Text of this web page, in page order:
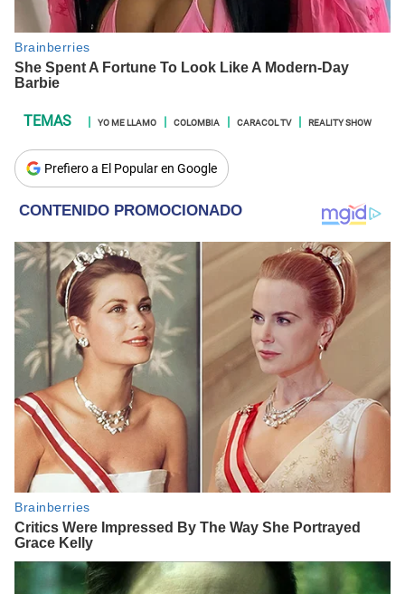
YO ME LLAMO COLOMBIA CARACOL TV REALITY SHOW
Prefiero a El Popular en Google